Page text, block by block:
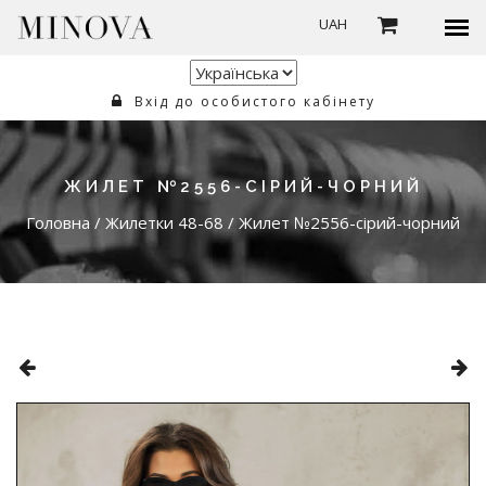
UAH
Вхід до особистого кабінету
ЖИЛЕТ №2556-СІРИЙ-ЧОРНИЙ
Головна / Жилетки 48-68 / Жилет №2556-сірий-чорний